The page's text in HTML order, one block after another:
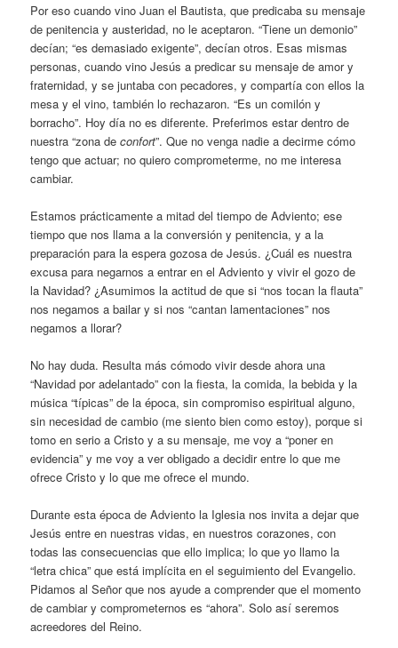
Por eso cuando vino Juan el Bautista, que predicaba su mensaje
de penitencia y austeridad, no le aceptaron. “Tiene un demonio”
decían; “es demasiado exigente”, decían otros. Esas mismas
personas, cuando vino Jesús a predicar su mensaje de amor y
fraternidad, y se juntaba con pecadores, y compartía con ellos la
mesa y el vino, también lo rechazaron. “Es un comilón y
borracho”. Hoy día no es diferente. Preferimos estar dentro de
nuestra “zona deconfort”. Que no venga nadie a decirme cómo
tengo que actuar; no quiero comprometerme, no me interesa
cambiar.
Estamos prácticamente a mitad del tiempo de Adviento; ese
tiempo que nos llama a la conversión y penitencia, y a la
preparación para la espera gozosa de Jesús. ¿Cuál es nuestra
excusa para negarnos a entrar en el Adviento y vivir el gozo de
la Navidad? ¿Asumimos la actitud de que si “nos tocan la flauta”
nos negamos a bailar y si nos “cantan lamentaciones” nos
negamos a llorar?
No hay duda. Resulta más cómodo vivir desde ahora una
“Navidad por adelantado” con la fiesta, la comida, la bebida y la
música “típicas” de la época, sin compromiso espiritual alguno,
sin necesidad de cambio (me siento bien como estoy), porque si
tomo en serio a Cristo y a su mensaje, me voy a “poner en
evidencia” y me voy a ver obligado a decidir entre lo que me
ofrece Cristo y lo que me ofrece el mundo.
Durante esta época de Adviento la Iglesia nos invita a dejar que
Jesús entre en nuestras vidas, en nuestros corazones, con
todas las consecuencias que ello implica; lo que yo llamo la
“letra chica” que está implícita en el seguimiento del Evangelio.
Pidamos al Señor que nos ayude a comprender que el momento
de cambiar y comprometernos es “ahora”. Solo así seremos
acreedores del Reino.